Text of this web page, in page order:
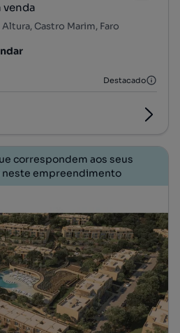
venda
Castro Marim, Faro
Destacado
correspondem aos seus
empreendimento